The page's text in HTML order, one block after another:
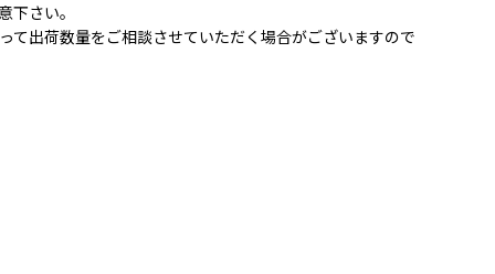
さい。
出荷数量をご相談させていただく場合がございますので